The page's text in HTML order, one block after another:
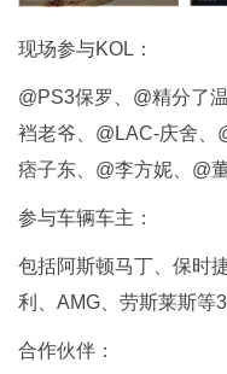
现场参与KOL：
@PS3保罗、@精分了
裆老爷、@LAC-庆舍、
痞子东、@李方妮、@
参与车辆车主：
包括阿斯顿马丁、保时
利、AMG、劳斯莱斯等
合作伙伴：